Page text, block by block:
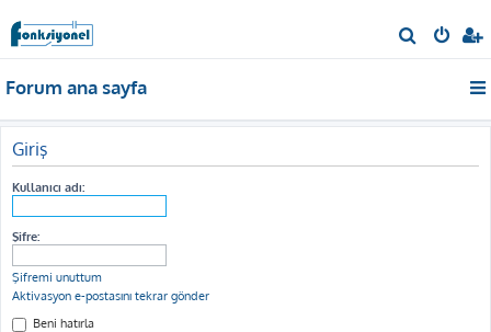
r
Forum ana sayfa
Giriş
Kullanıcı adı:
Şifre:
Şifremi unuttum
Aktivasyon e-postasını tekrar gönder
Beni hatırla